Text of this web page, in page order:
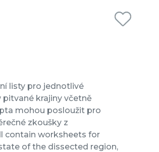
listy pro jednotlivé
krajiny včetně
mohou posloužit pro
zkoušky z
contain worksheets for
of the dissected region,